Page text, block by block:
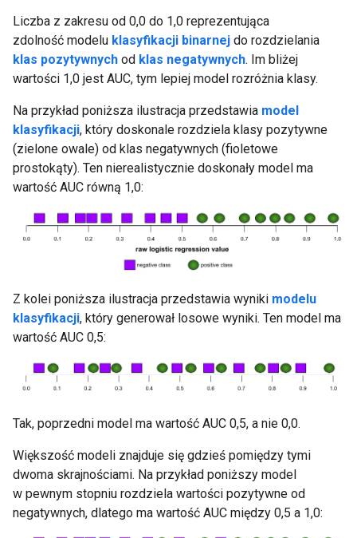
Liczba z zakresu od 0,0 do 1,0 reprezentująca
zdolność modelu klasyfikacji binarnej do rozdzielania
klas pozytywnych od klas negatywnych. Im bliżej
wartości 1,0 jest AUC, tym lepiej model rozróżnia klasy.
Na przykład poniższa ilustracja przedstawia model
klasyfikacji, który doskonale rozdziela klasy pozytywne
(zielone owale) od klas negatywnych (fioletowe
prostokąty). Ten nierealistycznie doskonały model ma
wartość AUC równą 1,0:
Z kolei poniższa ilustracja przedstawia wyniki modelu
klasyfikacji, który generował losowe wyniki. Ten model ma
wartość AUC 0,5:
Tak, poprzedni model ma wartość AUC 0,5, a nie 0,0.
Większość modeli znajduje się gdzieś pomiędzy tymi
dwoma skrajnościami. Na przykład poniższy model
w pewnym stopniu rozdziela wartości pozytywne od
negatywnych, dlatego ma wartość AUC między 0,5 a 1,0: